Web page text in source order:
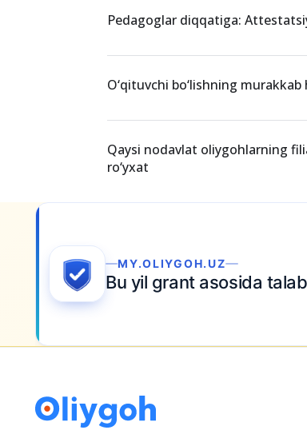
Pedagoglar diqqatiga:
O‘qituvchi bo‘lishning
Qaysi nodavlat oliygohlarning
ro‘yxat